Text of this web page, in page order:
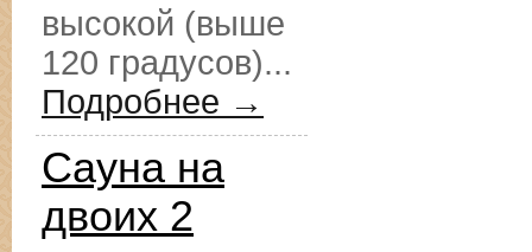
высокой (выше
120 градусов)...
Подробнее →
Сауна на
двоих 2